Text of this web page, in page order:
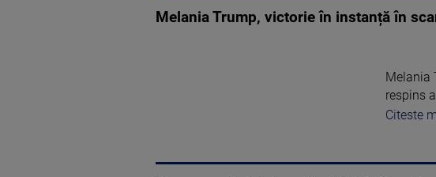
Melania Trump, victorie în instanță în
Melania
respins
Citeste